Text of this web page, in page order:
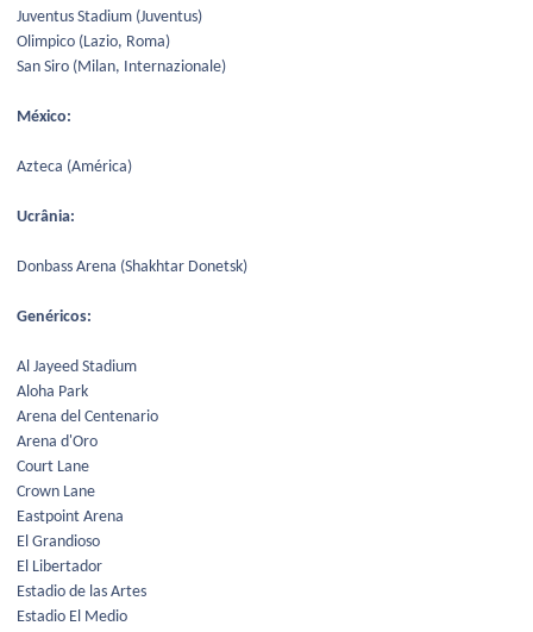
Juventus Stadium (Juventus)
Olimpico (Lazio, Roma)
San Siro (Milan, Internazionale)
México:
Azteca (América)
Ucrânia:
Donbass Arena (Shakhtar Donetsk)
Genéricos:
Al Jayeed Stadium
Aloha Park
Arena del Centenario
Arena d'Oro
Court Lane
Crown Lane
Eastpoint Arena
El Grandioso
El Libertador
Estadio de las Artes
Estadio El Medio